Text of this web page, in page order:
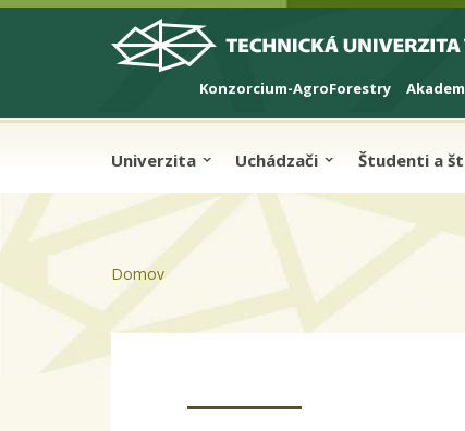
Skip to cookies
Skip to navigation
Skočiť na hlavný obsah
Konzorcium-AgroForestry
Univerzita Uchádzači Študenti a
Domov